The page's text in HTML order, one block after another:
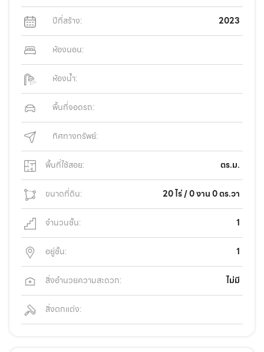
ปีที่สร้าง: 2023
ห้องนอน:
ห้องน้ำ:
พื้นที่จอดรถ:
ทิศทางทรัพย์:
พื้นที่ใช้สอย: ตร.ม.
ขนาดที่ดิน: 20 ไร่ / 0 งาน 0 ตร.วา
จำนวนชั้น: 1
อยู่ชั้น: 1
สิ่งอำนวยความสะดวก: ไม่มี
สิ่งตกแต่ง: